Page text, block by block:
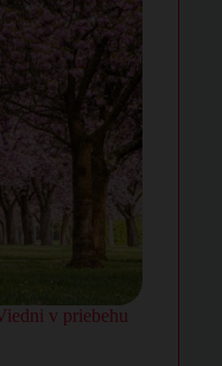
v priebehu